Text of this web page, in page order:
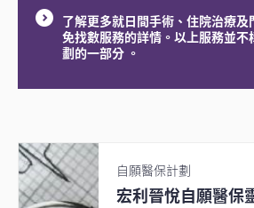
了解更多就日間手術、住院治療
免找數服務的詳情。以上服務並
劃的一部分 。
自願醫保計劃
宏利晉悅自願醫保